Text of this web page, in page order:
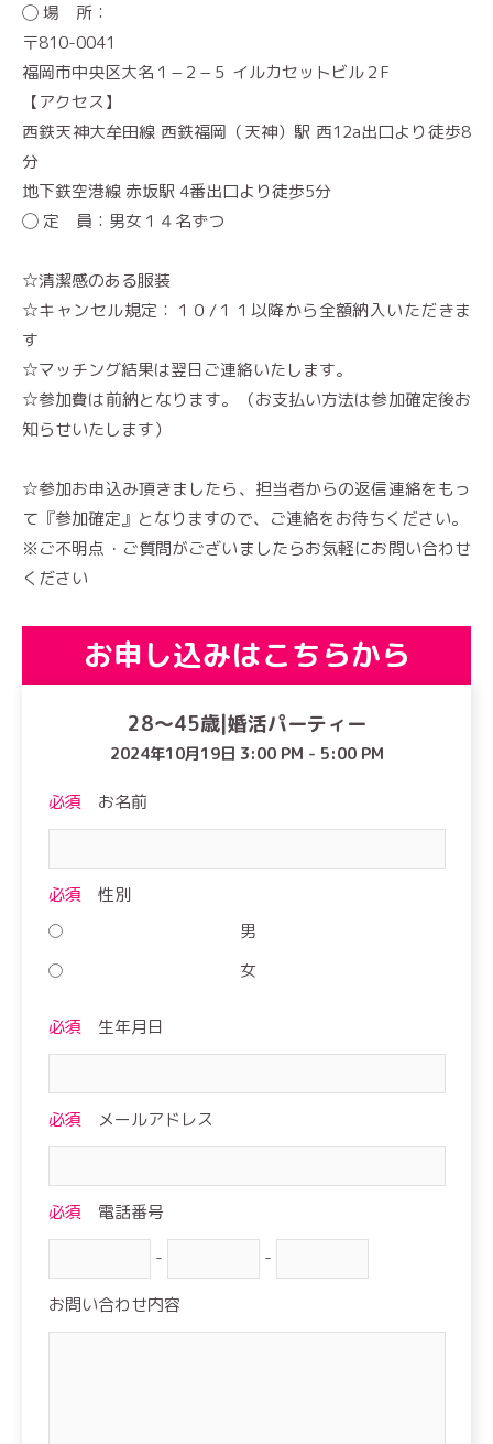
◯ 場 所：
〒810-0041
福岡市中央区大名１−２−５ イルカセットビル２F
【アクセス】
西鉄天神大牟田線 西鉄福岡（天神）駅 西12a出口より徒歩8
分
地下鉄空港線 赤坂駅 4番出口より徒歩5分
◯ 定 員：男女１４名ずつ
☆清潔感のある服装
☆キャンセル規定：１０/１１以降から全額納入いただきま
す
☆マッチング結果は翌日ご連絡いたします。
☆参加費は前納となります。（お支払い方法は参加確定後お
知らせいたします）
☆参加お申込み頂きましたら、担当者からの返信連絡をもっ
て『参加確定』となりますので、ご連絡をお待ちください。
※ご不明点・ご質問がございましたらお気軽にお問い合わせ
ください
お申し込みはこちらから
28〜45歳|婚活パーティー
2024年10月19日 3:00 PM - 5:00 PM
必須 お名前
必須
性別
男
女
必須 生年月日
必須 メールアドレス
必須
電話番号
-
-
お問い合わせ内容